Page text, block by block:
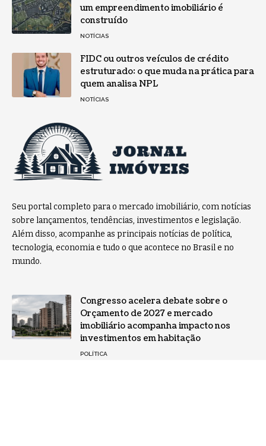
um empreendimento imobiliário é
construído
NOTÍCIAS
FIDC ou outros veículos de crédito
estruturado: o que muda na prática para
quem analisa NPL
NOTÍCIAS
Seu portal completo para o mercado imobiliário, com notícias
sobre lançamentos, tendências, investimentos e legislação.
Além disso, acompanhe as principais notícias de política,
tecnologia, economia e tudo o que acontece no Brasil e no
mundo.
Congresso acelera debate sobre o
Orçamento de 2027 e mercado
imobiliário acompanha impacto nos
investimentos em habitação
POLÍTICA